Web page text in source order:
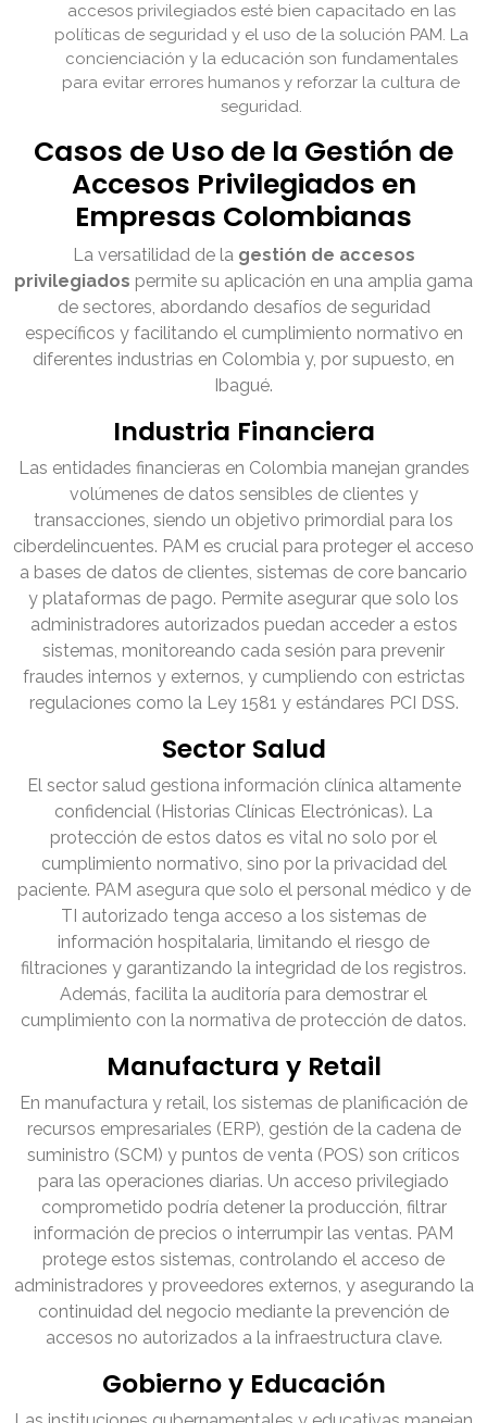
accesos privilegiados esté bien capacitado en las
políticas de seguridad y el uso de la solución PAM. La
concienciación y la educación son fundamentales
para evitar errores humanos y reforzar la cultura de
seguridad.
Casos de Uso de la Gestión de
Accesos Privilegiados en
Empresas Colombianas
La versatilidad de la gestión de accesos
privilegiados permite su aplicación en una amplia gama
de sectores, abordando desafíos de seguridad
específicos y facilitando el cumplimiento normativo en
diferentes industrias en Colombia y, por supuesto, en
Ibagué.
Industria Financiera
Las entidades financieras en Colombia manejan grandes
volúmenes de datos sensibles de clientes y
transacciones, siendo un objetivo primordial para los
ciberdelincuentes. PAM es crucial para proteger el acceso
a bases de datos de clientes, sistemas de core bancario
y plataformas de pago. Permite asegurar que solo los
administradores autorizados puedan acceder a estos
sistemas, monitoreando cada sesión para prevenir
fraudes internos y externos, y cumpliendo con estrictas
regulaciones como la Ley 1581 y estándares PCI DSS.
Sector Salud
El sector salud gestiona información clínica altamente
confidencial (Historias Clínicas Electrónicas). La
protección de estos datos es vital no solo por el
cumplimiento normativo, sino por la privacidad del
paciente. PAM asegura que solo el personal médico y de
TI autorizado tenga acceso a los sistemas de
información hospitalaria, limitando el riesgo de
filtraciones y garantizando la integridad de los registros.
Además, facilita la auditoría para demostrar el
cumplimiento con la normativa de protección de datos.
Manufactura y Retail
En manufactura y retail, los sistemas de planificación de
recursos empresariales (ERP), gestión de la cadena de
suministro (SCM) y puntos de venta (POS) son críticos
para las operaciones diarias. Un acceso privilegiado
comprometido podría detener la producción, filtrar
información de precios o interrumpir las ventas. PAM
protege estos sistemas, controlando el acceso de
administradores y proveedores externos, y asegurando la
continuidad del negocio mediante la prevención de
accesos no autorizados a la infraestructura clave.
Gobierno y Educación